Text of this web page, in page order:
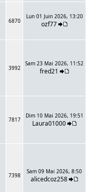
6870
Lun 01 Juin 2026, 13:20
ozf77
3992
Sam 23 Mai 2026, 11:52
fred21
7817
Dim 10 Mai 2026, 19:51
Laura01000
7398
Sam 09 Mai 2026, 8:50
alicedcoz258